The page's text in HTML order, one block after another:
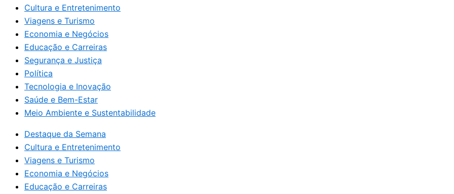
Cultura e Entretenimento
Viagens e Turismo
Economia e Negócios
Educação e Carreiras
Segurança e Justiça
Política
Tecnologia e Inovação
Saúde e Bem-Estar
Meio Ambiente e Sustentabilidade
Destaque da Semana
Cultura e Entretenimento
Viagens e Turismo
Economia e Negócios
Educação e Carreiras